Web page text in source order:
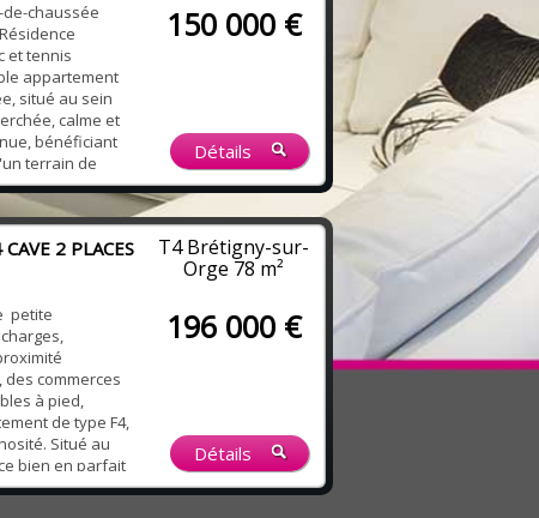
de-chaussée
et tennis
appartement
situé au sein
calme et
bénéficiant
terrain de
se compose
lumineux,
offrant la
150 000 €
Détails
2 PLACES
petite
commerces
à pied,
de type F4,
Situé au
bien en parfait
78 m² et
T4 Brétigny-sur-
Orge 78 m²
196 000 €
Détails